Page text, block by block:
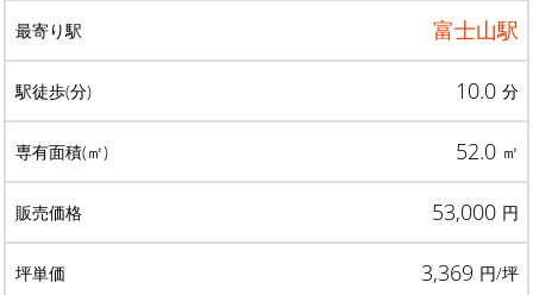
富士山駅
10.0 分
52.0 ㎡
53,000 円
3,369 円/坪